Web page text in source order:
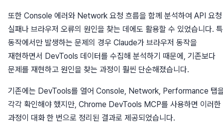
또한 Console 에러와 Network 요청 흐름을 함께 분석하여 API 요청
실패나 브라우저 오류의 원인을 찾는 데에도 활용할 수 있었습니다.
동작에서만 발생하는 문제의 경우 Claude가 브라우저 동작을
재현하면서 DevTools 데이터를 수집해 분석하기 때문에, 기존보다
문제를 재현하고 원인을 찾는 과정이 훨씬 단순해졌습니다.
기존에는 DevTools를 열어 Console, Network, Performance 탭
각각 확인해야 했지만, Chrome DevTools MCP를 사용하면 이러한
과정이 대화 한 번으로 정리된 결과로 제공되었습니다.